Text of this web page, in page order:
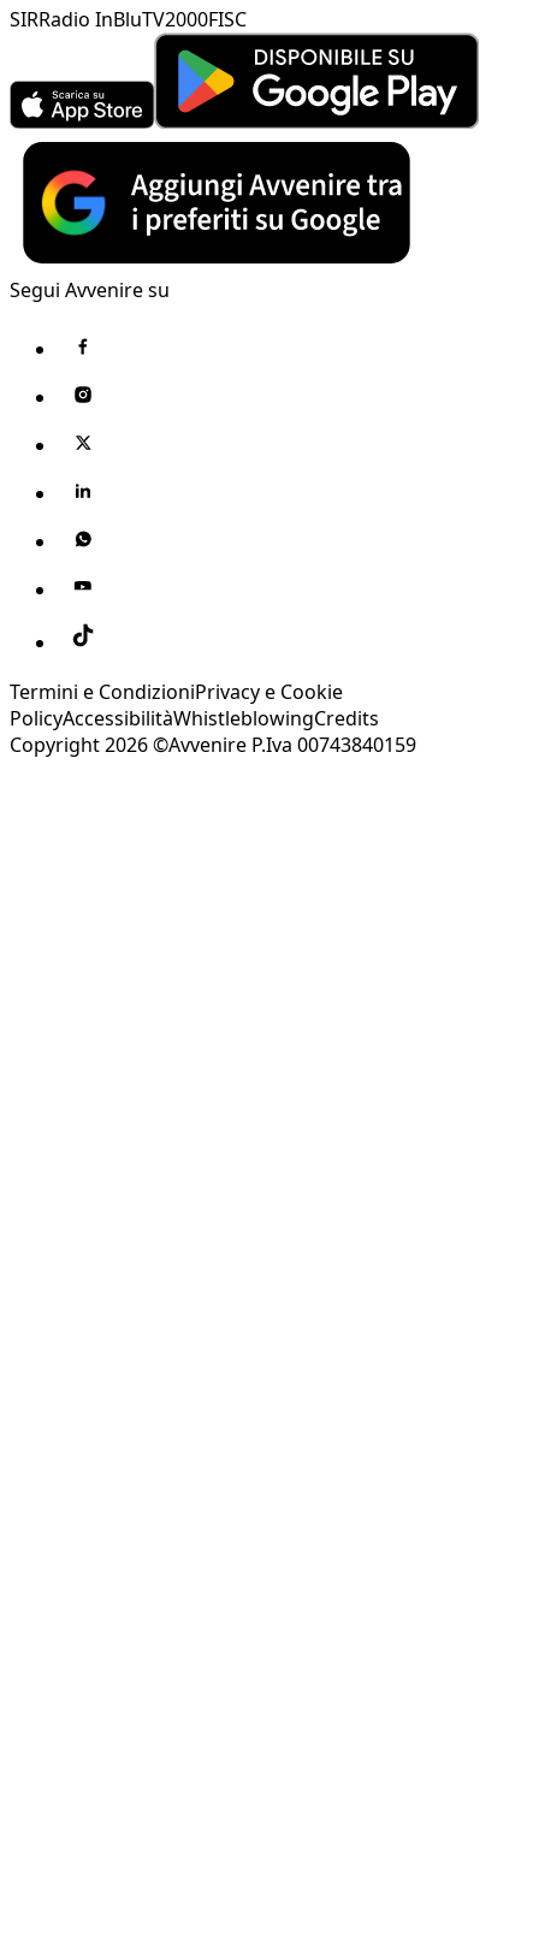
SIRRadio InBluTV2000FISC
Segui Avvenire su
Termini e CondizioniPrivacy e Cookie
PolicyAccessibilitàWhistleblowingCredits
Copyright 2026 ©Avvenire P.Iva 00743840159